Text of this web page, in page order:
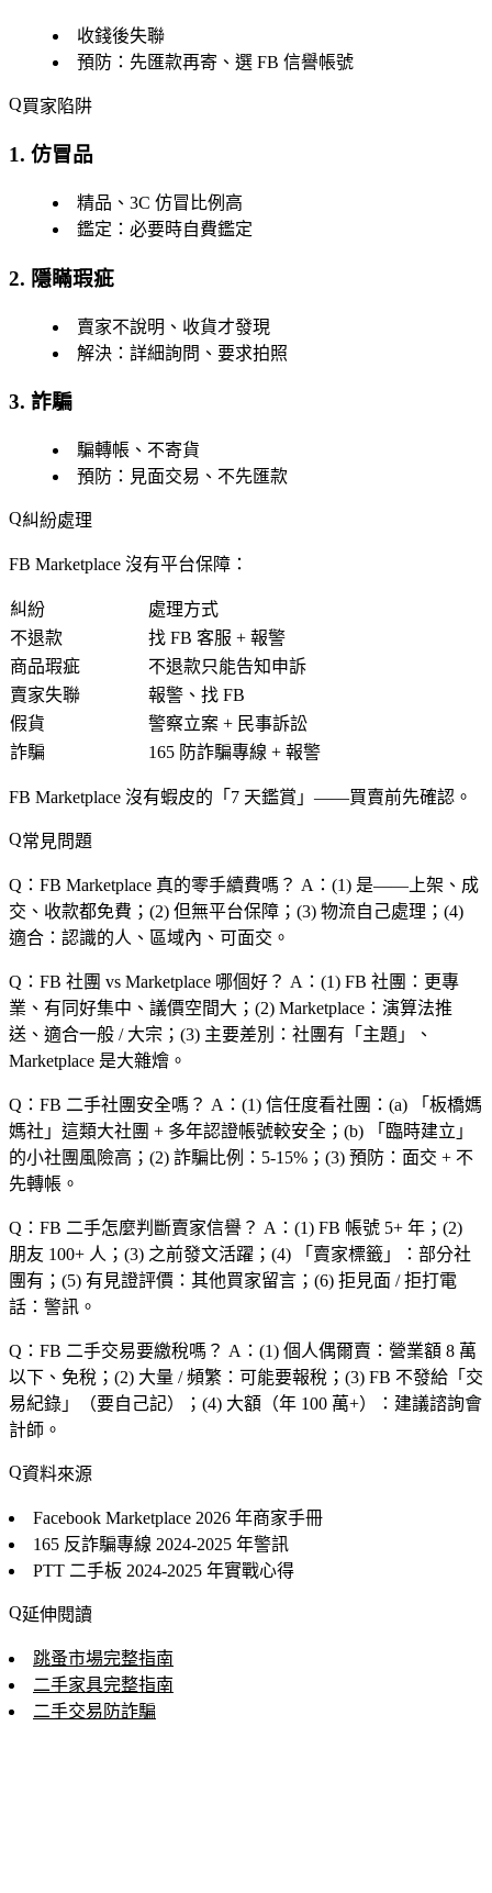
收錢後失聯
預防：先匯款再寄、選 FB 信譽帳號
買家陷阱
1. 仿冒品
精品、3C 仿冒比例高
鑑定：必要時自費鑑定
2. 隱瞞瑕疵
賣家不說明、收貨才發現
解決：詳細詢問、要求拍照
3. 詐騙
騙轉帳、不寄貨
預防：見面交易、不先匯款
糾紛處理
FB Marketplace 沒有平台保障：
糾紛
處理方式
不退款
找 FB 客服 + 報警
商品瑕疵
不退款只能告知申訴
賣家失聯
報警、找 FB
假貨
警察立案 + 民事訴訟
詐騙
165 防詐騙專線 + 報警
FB Marketplace 沒有蝦皮的「7 天鑑賞」 ——買賣前先確認。
常見問題
Q：FB Marketplace 真的零手續費嗎？ A：(1) 是——上架、成
交、收款都免費；(2) 但無平台保障；(3) 物流自己處理；(4)
適合：認識的人、區域內、可面交。
Q：FB 社團 vs Marketplace 哪個好？ A：(1) FB 社團：更專
業、有同好集中、議價空間大；(2) Marketplace：演算法推
送、適合一般 / 大宗；(3) 主要差別：社團有「主題」、
Marketplace 是大雜燴。
Q：FB 二手社團安全嗎？ A：(1) 信任度看社團：(a) 「板橋媽
媽社」這類大社團 + 多年認證帳號較安全；(b) 「臨時建立」
的小社團風險高；(2) 詐騙比例：5-15%；(3) 預防：面交 + 不
先轉帳。
Q：FB 二手怎麼判斷賣家信譽？ A：(1) FB 帳號 5+ 年；(2)
朋友 100+ 人；(3) 之前發文活躍；(4) 「賣家標籤」：部分社
團有；(5) 有見證評價：其他買家留言；(6) 拒見面 / 拒打電
話：警訊。
Q：FB 二手交易要繳稅嗎？ A：(1) 個人偶爾賣：營業額 8 萬
以下、免稅；(2) 大量 / 頻繁：可能要報稅；(3) FB 不發給「交
易紀錄」（要自己記）；(4) 大額（年 100 萬+）：建議諮詢會
計師。
資料來源
Facebook Marketplace 2026 年商家手冊
165 反詐騙專線 2024-2025 年警訊
PTT 二手板 2024-2025 年實戰心得
延伸閱讀
跳蚤市場完整指南
二手家具完整指南
二手交易防詐騙